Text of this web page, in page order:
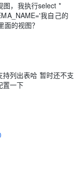
图，我执行select *
我自己的
的视图？
列出表哈 暂时还不支
置一下